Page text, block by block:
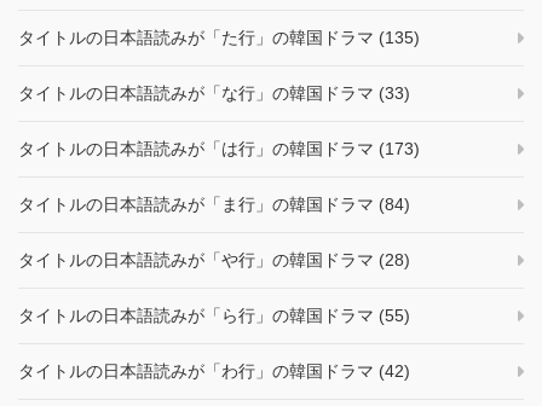
タイトルの日本語読みが「た行」の韓国ドラマ (135)
タイトルの日本語読みが「な行」の韓国ドラマ (33)
タイトルの日本語読みが「は行」の韓国ドラマ (173)
タイトルの日本語読みが「ま行」の韓国ドラマ (84)
タイトルの日本語読みが「や行」の韓国ドラマ (28)
タイトルの日本語読みが「ら行」の韓国ドラマ (55)
タイトルの日本語読みが「わ行」の韓国ドラマ (42)